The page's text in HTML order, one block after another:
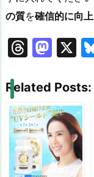
の質を確信的に向上
T
e
a
d
s
M
st
o
d
o
n
X
Related Posts: